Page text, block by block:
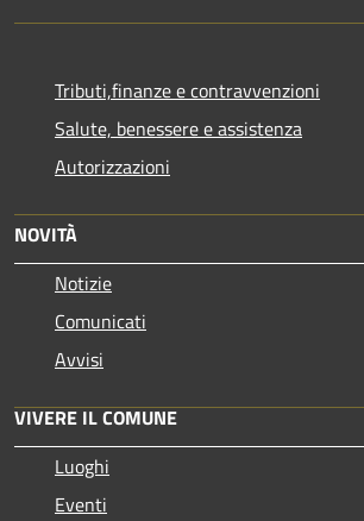
Tributi,finanze e contravvenzioni
Salute, benessere e assistenza
Autorizzazioni
NOVITÀ
Notizie
Comunicati
Avvisi
VIVERE IL COMUNE
Luoghi
Eventi